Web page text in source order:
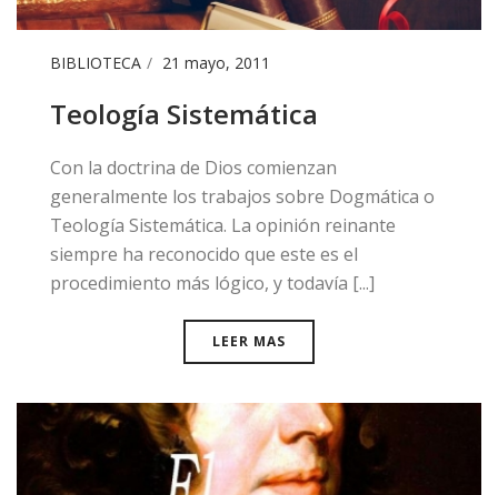
BIBLIOTECA 21 mayo, 2011
Teología Sistemática
​Con la doctrina de Dios comienzan
generalmente los trabajos sobre Dogmática o
Teología Sistemática. La opinión reinante
siempre ha reconocido que este es el
procedimiento más lógico, y todavía [...]
LEER MAS